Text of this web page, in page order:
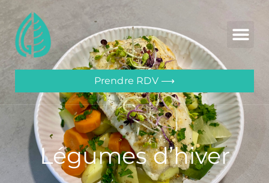
Prendre RDV ⟶
Légumes d’hiver